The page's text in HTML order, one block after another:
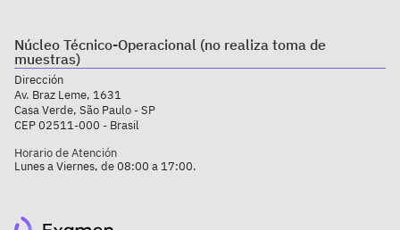
Núcleo Técnico-Operacional (no realiza toma de
muestras)
Dirección
Av. Braz Leme, 1631
Casa Verde, São Paulo - SP
CEP 02511-000 - Brasil
Horario de Atención
Lunes a Viernes, de 08:00 a 17:00.